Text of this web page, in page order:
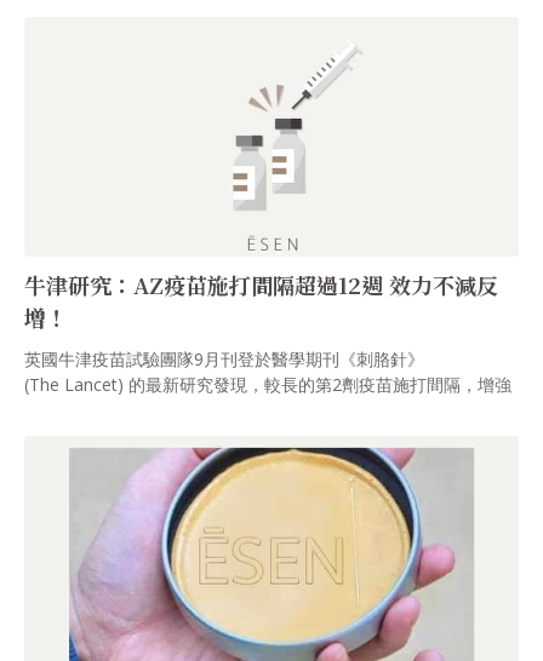
牛津研究：AZ疫苗施打間隔超過12週 效力不減反
增！
英國牛津疫苗試驗團隊9月刊登於醫學期刊《刺胳針》
(The Lancet) 的最新研究發現，較長的第2劑疫苗施打間隔，增強